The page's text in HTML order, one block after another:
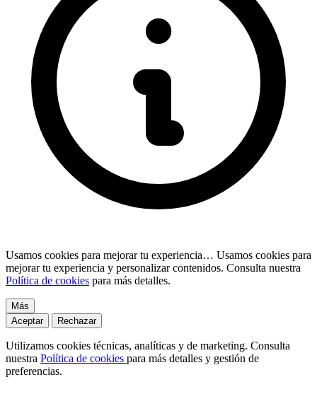
Usamos cookies para mejorar tu experiencia… Usamos cookies para
mejorar tu experiencia y personalizar contenidos. Consulta nuestra
Política de cookies para más detalles.
Más
Aceptar
Rechazar
Utilizamos cookies técnicas, analíticas y de marketing. Consulta
nuestra Política de cookies para más detalles y gestión de
preferencias.